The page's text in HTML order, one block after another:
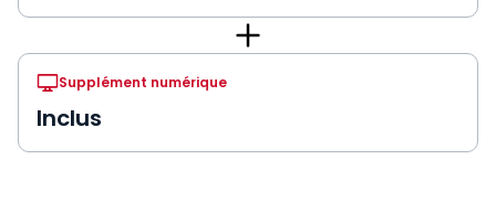
Supplément numérique
Inclus